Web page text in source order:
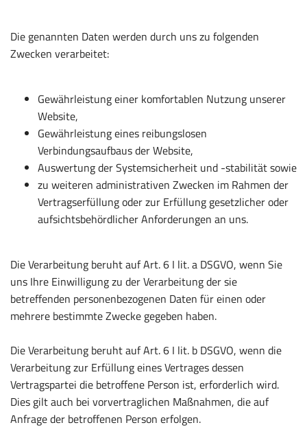
Die genannten Daten werden durch uns zu folgenden
Zwecken verarbeitet:
Gewährleistung einer komfortablen Nutzung unserer
Website,
Gewährleistung eines reibungslosen
Verbindungsaufbaus der Website,
Auswertung der Systemsicherheit und -stabilität sowie
zu weiteren administrativen Zwecken im Rahmen der
Vertragserfüllung oder zur Erfüllung gesetzlicher oder
aufsichtsbehördlicher Anforderungen an uns.
Die Verarbeitung beruht auf Art. 6 I lit. a DSGVO, wenn Sie
uns Ihre Einwilligung zu der Verarbeitung der sie
betreffenden personenbezogenen Daten für einen oder
mehrere bestimmte Zwecke gegeben haben.
Die Verarbeitung beruht auf Art. 6 I lit. b DSGVO, wenn die
Verarbeitung zur Erfüllung eines Vertrages dessen
Vertragspartei die betroffene Person ist, erforderlich wird.
Dies gilt auch bei vorvertraglichen Maßnahmen, die auf
Anfrage der betroffenen Person erfolgen.